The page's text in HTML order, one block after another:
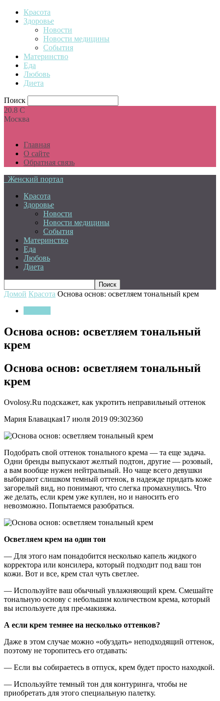
Красота
Здоровье
Новости
Новости медицины
События
Материнство
Еда
Любовь
Диета
Поиск
20.8 C
Москва
Главная
О сайте
Обратная связь
Женский портал
Красота
Здоровье
Новости
Новости медицины
События
Материнство
Еда
Любовь
Диета
Домой Красота Основа основ: осветляем тональный крем
Основа основ: осветляем тональный
крем
Основа основ: осветляем тональный
крем
Ovolosy.Ru подскажет, как укротить неправильный оттенок
Мария Блавацкая17 июля 2019 09:302360
Подобрать свой оттенок тонального крема — та еще задача.
Одни бренды выпускают желтый подтон, другие — розовый,
а вам вообще нужен нейтральный. Но чаще всего девушки
выбирают слишком темный оттенок, в надежде придать коже
загорелый вид, но понимают, что слегка промахнулись. Что
же делать, если крем уже куплен, но и наносить его
невозможно. Попытаемся разобраться.
Осветляем крем на один тон
— Для этого нам понадобится несколько капель жидкого
корректора или консилера, который подходит под ваш тон
кожи. Вот и все, крем стал чуть светлее.
— Используйте ваш обычный увлажняющий крем. Смешайте
тональную основу с небольшим количеством крема, который
вы используете для пре-макияжа.
А если крем темнее на несколько оттенков?
Даже в этом случае можно «обуздать» неподходящий оттенок,
поэтому не торопитесь его отдавать:
— Если вы собираетесь в отпуск, крем будет просто находкой.
— Используйте темный тон для контуринга, чтобы не
приобретать для этого специальную палетку.